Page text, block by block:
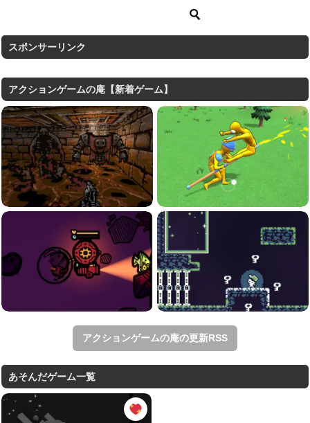
スポンサーリンク
アクションゲームの庵【新着ゲーム】
アクションゲームの庵の更新RSS
あそんだゲーム一覧